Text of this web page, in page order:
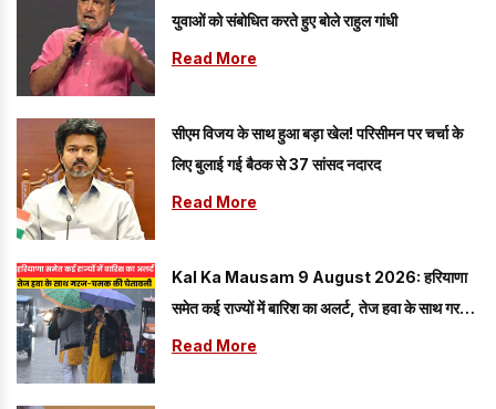
युवाओं को संबोधित करते हुए बोले राहुल गांधी
Read More
सीएम विजय के साथ हुआ बड़ा खेल! परिसीमन पर चर्चा के
लिए बुलाई गई बैठक से 37 सांसद नदारद
Read More
Kal Ka Mausam 9 August 2026: हरियाणा
समेत कई राज्यों में बारिश का अलर्ट, तेज हवा के साथ गरज-
चमक की चेतावनी
Read More